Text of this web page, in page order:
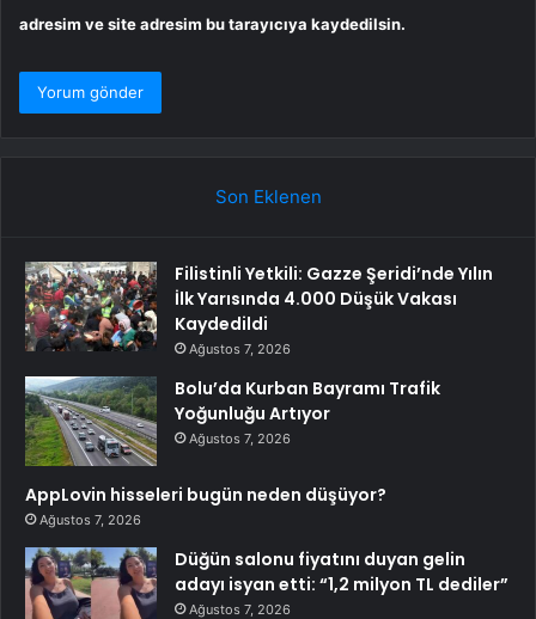
adresim ve site adresim bu tarayıcıya kaydedilsin.
Son Eklenen
Filistinli Yetkili: Gazze Şeridi’nde Yılın
İlk Yarısında 4.000 Düşük Vakası
Kaydedildi
Ağustos 7, 2026
Bolu’da Kurban Bayramı Trafik
Yoğunluğu Artıyor
Ağustos 7, 2026
AppLovin hisseleri bugün neden düşüyor?
Ağustos 7, 2026
Düğün salonu fiyatını duyan gelin
adayı isyan etti: “1,2 milyon TL dediler”
Ağustos 7, 2026